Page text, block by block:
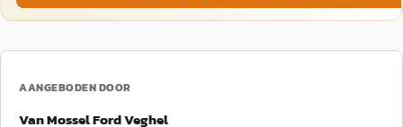
AANGEBODEN DOOR
Van Mossel Ford Veghel